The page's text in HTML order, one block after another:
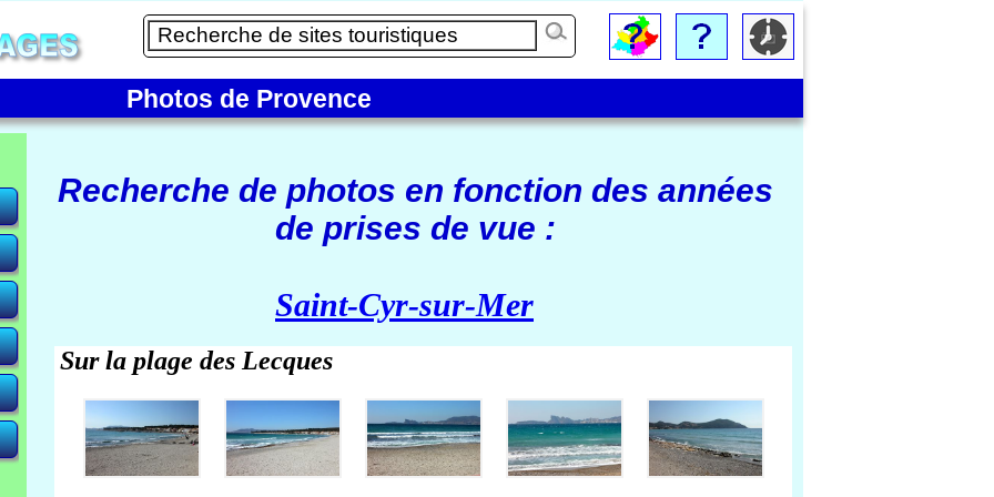
Photos de Provence
Recherche de photos en fonction des années
de prises de vue :
Saint-Cyr-sur-Mer
Sur la plage des Lecques